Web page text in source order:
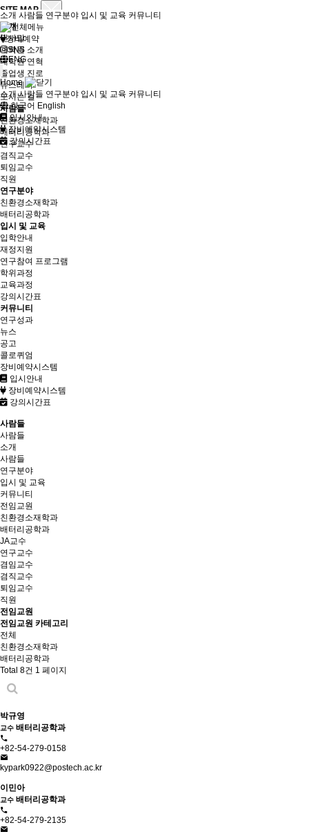
SITE MAP
소개
인사말
대학원 소개
대학원 연혁
졸업생 진로
뉴스레터
오시는 길
사람들
친환경소재학과
배터리공학과
연구교수
겸직교수
퇴임교수
직원
연구분야
친환경소재학과
배터리공학과
입시 및 교육
입학안내
재정지원
연구참여 프로그램
학위과정
교육과정
강의시간표
커뮤니티
연구성과
뉴스
공고
콜로퀴엄
장비예약시스템
입시안내
장비예약시스템
강의시간표
소개 사람들 연구분야 입시 및 교육 커뮤니티
장비예약
SNS
ENG
Home
소개 사람들 연구분야 입시 및 교육 커뮤니티
한국어 English
입시안내
장비예약시스템
강의시간표
사람들
사람들
소개
사람들
연구분야
입시 및 교육
커뮤니티
전임교원
친환경소재학과
배터리공학과
JA교수
연구교수
겸임교수
겸직교수
퇴임교수
직원
전임교원
전임교원 카테고리
전체
친환경소재학과
배터리공학과
Total 8건 1 페이지
박규영
교수 배터리공학과
+82-54-279-0158
kypark0922@postech.ac.kr
이민아
교수 배터리공학과
+82-54-279-2135